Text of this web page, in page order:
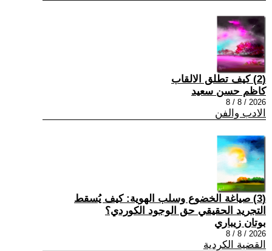
(2) كيف تطلق الالقاب
كاظم حسن سعيد
2026 / 8 / 8
الادب والفن
(3) صياغة الخضوع وسلب الهوية: كيف يُسقط
التجريد الحقيقي حق الوجود الكوردي؟
بوتان زيباري
2026 / 8 / 8
القضية الكردية